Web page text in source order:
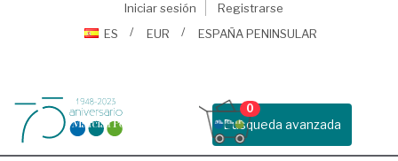
Iniciar sesión
Registrarse
ES
EUR ESPAÑA PENINSULAR
Busqueda avanzada
0